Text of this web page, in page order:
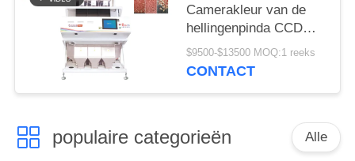
Camerakleur van de
hellingenpinda CCD
van de de
Sorteerdersmachine de
$9500-$13500 MOQ:1 reeks
CONTACT
populaire categorieën Alle